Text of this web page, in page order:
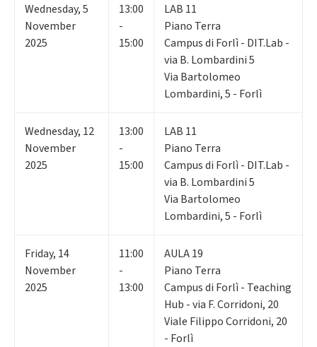
Wednesday,5
November
2025
13:00
-
15:00
LAB 11
Piano Terra
Campus di Forlì - DIT.Lab -
via B. Lombardini 5
Via Bartolomeo
Lombardini, 5 - Forlì
Wednesday, 12
November
2025
13:00
-
15:00
LAB 11
Piano Terra
Campus di Forlì - DIT.Lab -
via B. Lombardini 5
Via Bartolomeo
Lombardini, 5 - Forlì
Friday, 14
November
2025
11:00
-
13:00
AULA 19
Piano Terra
Campus di Forlì - Teaching
Hub - via F. Corridoni, 20
Viale Filippo Corridoni, 20
- Forlì